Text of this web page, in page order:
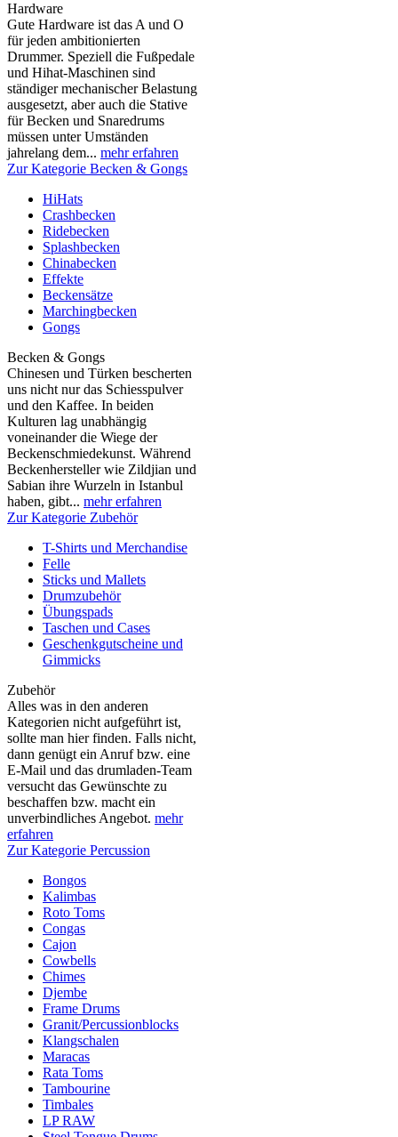
Hardware
Gute Hardware ist das A und O
für jeden ambitionierten
Drummer. Speziell die Fußpedale
und Hihat-Maschinen sind
ständiger mechanischer Belastung
ausgesetzt, aber auch die Stative
für Becken und Snaredrums
müssen unter Umständen
jahrelang dem... mehr erfahren
Zur Kategorie Becken & Gongs
HiHats
Crashbecken
Ridebecken
Splashbecken
Chinabecken
Effekte
Beckensätze
Marchingbecken
Gongs
Becken & Gongs
Chinesen und Türken bescherten
uns nicht nur das Schiesspulver
und den Kaffee. In beiden
Kulturen lag unabhängig
voneinander die Wiege der
Beckenschmiedekunst. Während
Beckenhersteller wie Zildjian und
Sabian ihre Wurzeln in Istanbul
haben, gibt... mehr erfahren
Zur Kategorie Zubehör
T-Shirts und Merchandise
Felle
Sticks und Mallets
Drumzubehör
Übungspads
Taschen und Cases
Geschenkgutscheine und
Gimmicks
Zubehör
Alles was in den anderen
Kategorien nicht aufgeführt ist,
sollte man hier finden. Falls nicht,
dann genügt ein Anruf bzw. eine
E-Mail und das drumladen-Team
versucht das Gewünschte zu
beschaffen bzw. macht ein
unverbindliches Angebot. mehr
erfahren
Zur Kategorie Percussion
Bongos
Kalimbas
Roto Toms
Congas
Cajon
Cowbells
Chimes
Djembe
Frame Drums
Granit/Percussionblocks
Klangschalen
Maracas
Rata Toms
Tambourine
Timbales
LP RAW